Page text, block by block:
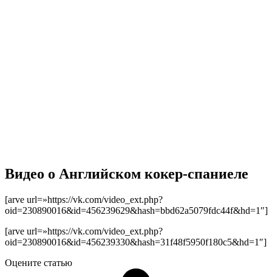
Видео о Английском кокер-спаниеле
[arve url=»https://vk.com/video_ext.php?
oid=230890016&id=456239629&hash=bbd62a5079fdc44f&hd=1″]
[arve url=»https://vk.com/video_ext.php?
oid=230890016&id=456239330&hash=31f48f5950f180c5&hd=1″]
Оцените статью